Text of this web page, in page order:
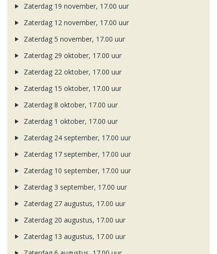
Zaterdag 19 november, 17.00 uur
Zaterdag 12 november, 17.00 uur
Zaterdag 5 november, 17.00 uur
Zaterdag 29 oktober, 17.00 uur
Zaterdag 22 oktober, 17.00 uur
Zaterdag 15 oktober, 17.00 uur
Zaterdag 8 oktober, 17.00 uur
Zaterdag 1 oktober, 17.00 uur
Zaterdag 24 september, 17.00 uur
Zaterdag 17 september, 17.00 uur
Zaterdag 10 september, 17.00 uur
Zaterdag 3 september, 17.00 uur
Zaterdag 27 augustus, 17.00 uur
Zaterdag 20 augustus, 17.00 uur
Zaterdag 13 augustus, 17.00 uur